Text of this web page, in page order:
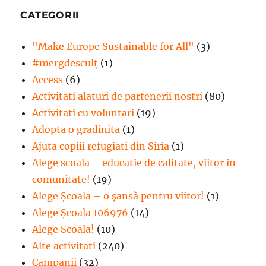
CATEGORII
"Make Europe Sustainable for All" (3)
#mergdesculţ (1)
Access (6)
Activitati alaturi de partenerii nostri (80)
Activitati cu voluntari (19)
Adopta o gradinita (1)
Ajuta copiii refugiati din Siria (1)
Alege scoala – educatie de calitate, viitor in
comunitate! (19)
Alege Şcoala – o şansă pentru viitor! (1)
Alege Școala 106976 (14)
Alege Scoala! (10)
Alte activitati (240)
Campanii (32)